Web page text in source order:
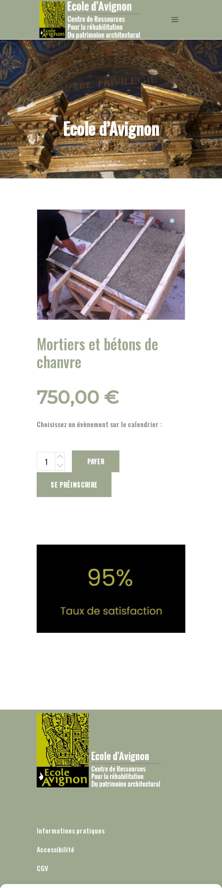
Ecole d’Avignon
Mortiers et bétons de
chanvre
750,00 €
Choisissez un évènement sur le calendrier :
PAYER
SE PRÉINSCRIRE
Informations pratiques
Accessibilité
CGV